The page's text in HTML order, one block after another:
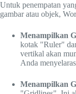
Untuk penempatan
gambar atau objek,
Menampilkan
kotak "Ruler"
vertikal akan
Anda
Menampilkan